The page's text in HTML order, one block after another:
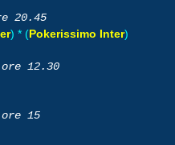
20.45
) * (Pokerissimo Inter)
ore 12.30
ore 15